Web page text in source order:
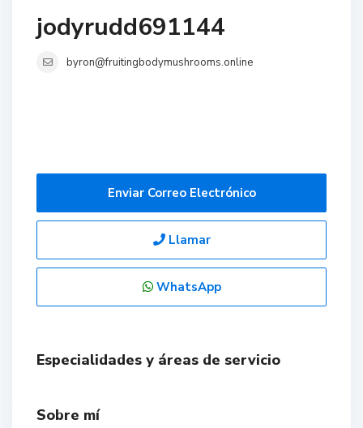
jodyrudd691144
byron@fruitingbodymushrooms.online
Enviar Correo Electrónico
Llamar
WhatsApp
Especialidades y áreas de servicio
Sobre mí